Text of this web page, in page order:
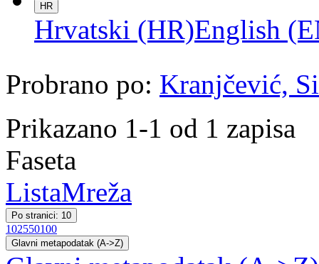
HR
Hrvatski (HR)English
Probrano po: Kranjčević,
Prikazano 1-1 od 1 zapisa
Faseta
ListaMreža
Po stranici: 10
102550100
Glavni metapodatak (A->Z)